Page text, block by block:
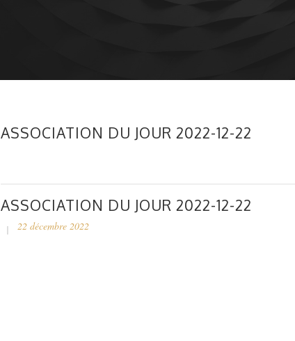
ASSOCIATION DU JOUR 2022-12-22
ASSOCIATION DU JOUR 2022-12-22
22 décembre 2022